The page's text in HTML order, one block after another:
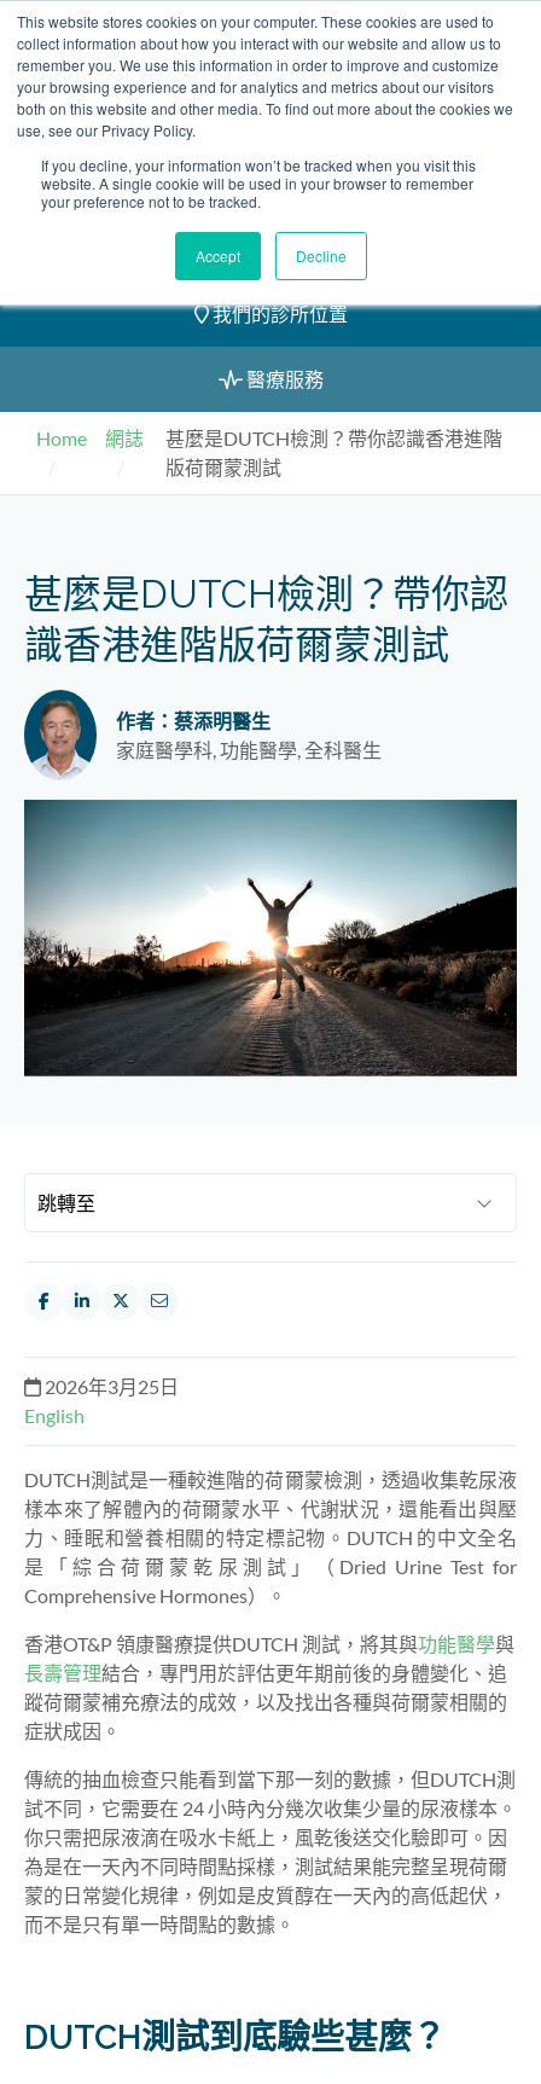
This website stores cookies on your computer. These cookies are used to
collect information about how you interact with our website and allow us to
remember you. We use this information in order to improve and customize
your browsing experience and for analytics and metrics about our visitors
both on this website and other media. To find out more about the cookies we
use, see our Privacy Policy.
If you decline, your information won’t be tracked when you visit this
website. A single cookie will be used in your browser to remember
your preference not to be tracked.
Accept Decline
Skip
to
content
2155 9055
預約
我們的醫護團隊
我們的診所位置
醫療服務
Home 網誌
甚麼是DUTCH檢測？帶你認識香港進階
版荷爾蒙測試
甚麼是DUTCH檢測？帶你認
識香港進階版荷爾蒙測試
作者：蔡添明醫生
家庭醫學科, 功能醫學, 全科醫生
2026年3月25日
English
DUTCH測試是一種較進階的荷爾蒙檢測，透過收集乾尿液
樣本來了解體內的荷爾蒙水平、代謝狀況，還能看出與壓
力、睡眠和營養相關的特定標記物。DUTCH 的中文全名
是「綜合荷爾蒙乾尿測試」（Dried Urine Test for
Comprehensive Hormones）。
香港OT&P 領康醫療提供DUTCH 測試，將其與功能醫學與
長壽管理結合，專門用於評估更年期前後的身體變化、追
蹤荷爾蒙補充療法的成效，以及找出各種與荷爾蒙相關的
症狀成因。
傳統的抽血檢查只能看到當下那一刻的數據，但DUTCH測
試不同，它需要在 24 小時內分幾次收集少量的尿液樣本。
你只需把尿液滴在吸水卡紙上，風乾後送交化驗即可。因
為是在一天內不同時間點採樣，測試結果能完整呈現荷爾
蒙的日常變化規律，例如是皮質醇在一天內的高低起伏，
而不是只有單一時間點的數據。
DUTCH測試到底驗些甚麼？